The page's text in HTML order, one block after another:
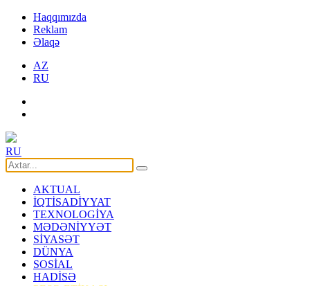
Haqqımızda
Reklam
Əlaqə
AZ
RU
RU
AKTUAL
İQTİSADİYYAT
TEXNOLOGİYA
MƏDƏNİYYƏT
SİYASƏT
DÜNYA
SOSİAL
HADİSƏ